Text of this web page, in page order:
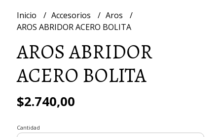
Inicio Accesorios
Aros
AROS ABRIDOR ACERO BOLITA
AROS ABRIDOR
ACERO BOLITA
$2.740,00
Cantidad